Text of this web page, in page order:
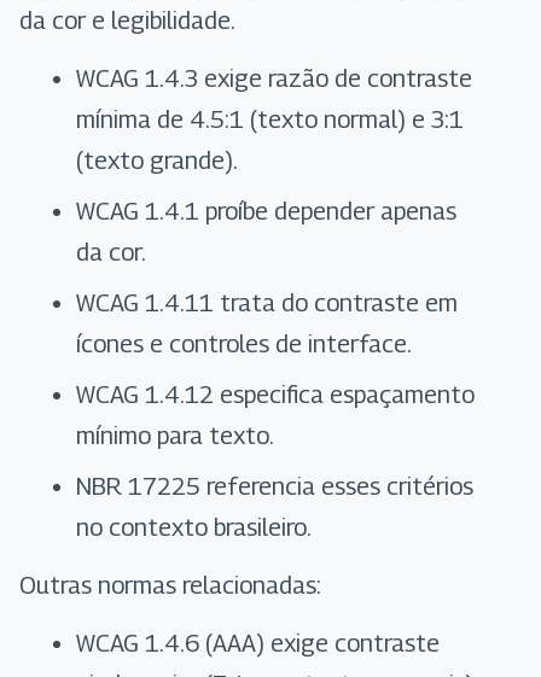
da cor e legibilidade.
WCAG 1.4.3 exige razão de contraste
mínima de 4.5:1 (texto normal) e 3:1
(texto grande).
WCAG 1.4.1 proíbe depender apenas
da cor.
WCAG 1.4.11 trata do contraste em
ícones e controles de interface.
WCAG 1.4.12 especifica espaçamento
mínimo para texto.
NBR 17225 referencia esses critérios
no contexto brasileiro.
Outras normas relacionadas:
WCAG 1.4.6 (AAA) exige contraste